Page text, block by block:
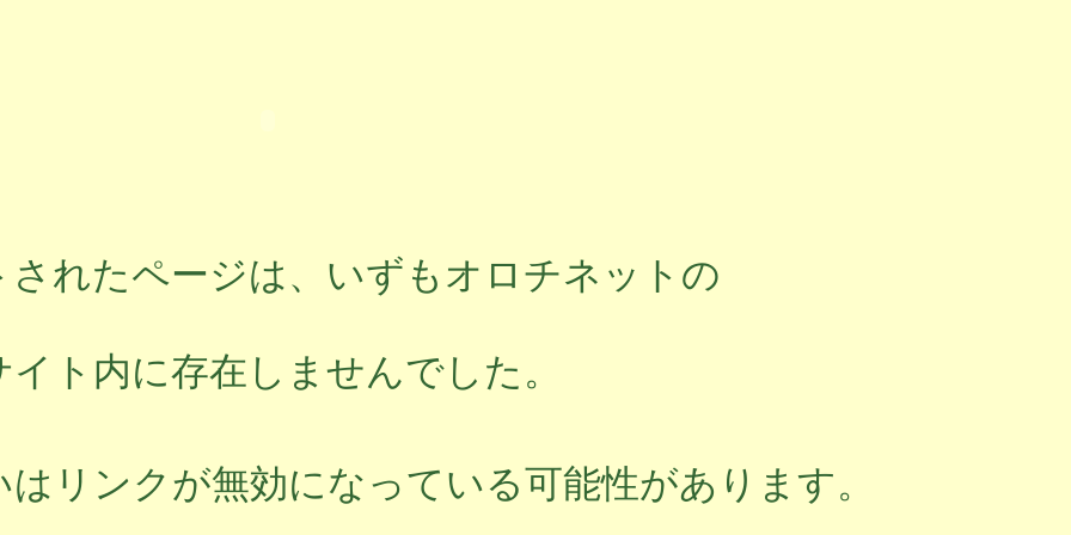
れたページは、いずもオロチネットの
イト内に存在しませんでした。
リンクが無効になっている可能性があります。